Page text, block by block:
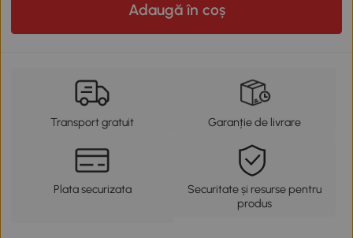
Adaugă în coș
Transport gratuit Garanție de livrare
Plata securizata
Securitate și resurse pentru
produs